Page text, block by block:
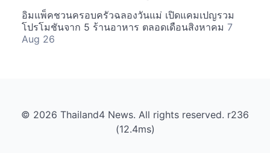
อิมแพ็คชวนครอบครัวฉลองวันแม่ เปิดแคมเปญรวม
โปรโมชันจาก 5 ร้านอาหาร ตลอดเดือนสิงหาคม 7
Aug 26
© 2026 Thailand4 News. All rights reserved. r236
(12.4ms)